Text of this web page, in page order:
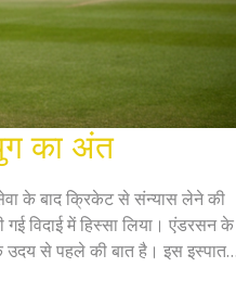
का अंत
के बाद क्रिकेट से संन्यास लेने की
विदाई में हिस्सा लिया। एंडरसन के
उदय से पहले की बात है। इस इस्पात